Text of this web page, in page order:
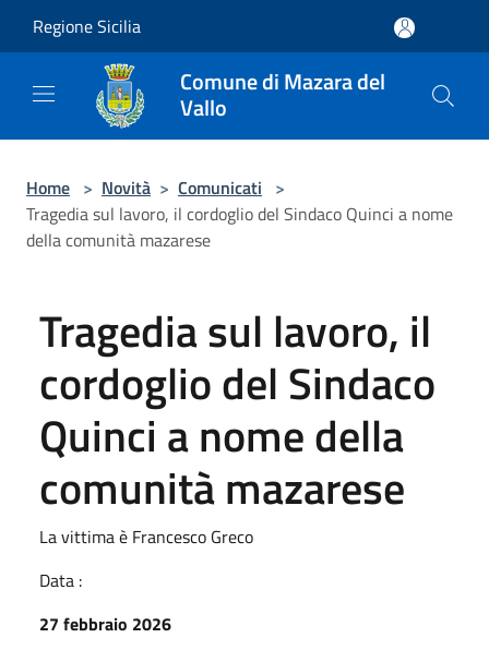
Regione Sicilia
Comune di Mazara del
Vallo
Home > Novità > Comunicati >
Tragedia sul lavoro, il cordoglio del Sindaco Quinci a nome
della comunità mazarese
Tragedia sul lavoro, il
cordoglio del Sindaco
Quinci a nome della
comunità mazarese
La vittima è Francesco Greco
Data :
27 febbraio 2026